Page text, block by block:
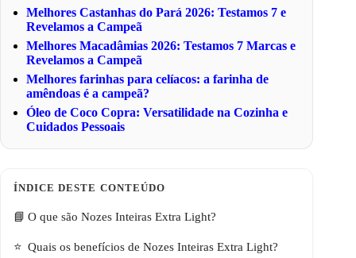
Melhores Castanhas do Pará 2026: Testamos 7 e
Revelamos a Campeã
Melhores Macadâmias 2026: Testamos 7 Marcas e
Revelamos a Campeã
Melhores farinhas para celíacos: a farinha de
amêndoas é a campeã?
Óleo de Coco Copra: Versatilidade na Cozinha e
Cuidados Pessoais
O que são Nozes Inteiras Extra Light?
Quais os benefícios de Nozes Inteiras Extra Light?